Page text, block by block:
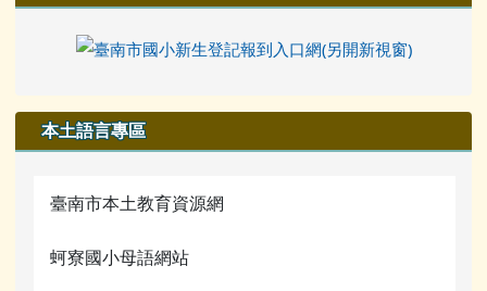
本土語言專區
臺南市本土教育資源網
蚵寮國小母語網站